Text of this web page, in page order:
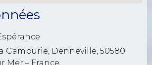
Gamburie, Denneville, 50580
Mer – France